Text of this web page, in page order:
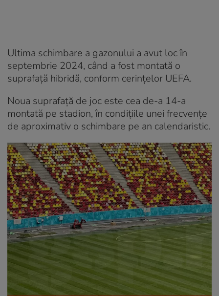
Ultima schimbare a gazonului a avut loc în
septembrie 2024, când a fost montată o
suprafață hibridă, conform cerințelor UEFA.
Noua suprafață de joc este cea de-a 14-a
montată pe stadion, în condițiile unei frecvențe
de aproximativ o schimbare pe an calendaristic.